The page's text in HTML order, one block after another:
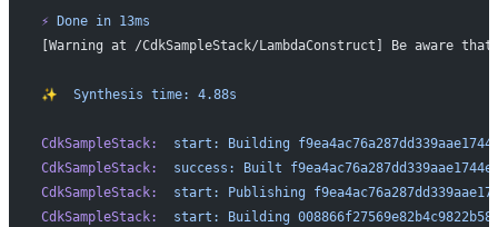
⚡ Done in 13ms
[Warning at /CdkSampleStack/LambdaConstruct] Be aware
✨
  Synthesis
time: 4.88s
CdkSampleStack:
  start:
Building
CdkSampleStack:
  success:
Built
CdkSampleStack:
  start:
Publishing
CdkSampleStack:
  start:
Building